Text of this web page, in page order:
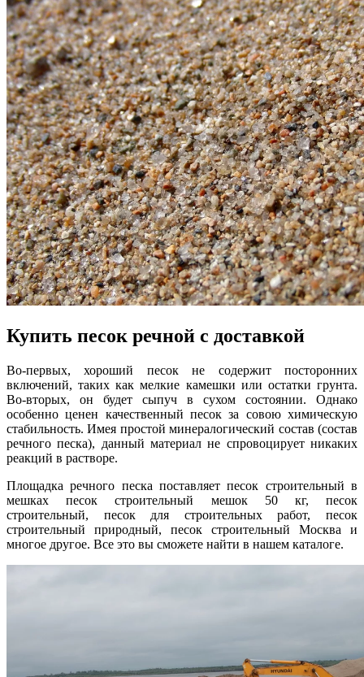
Купить песок речной с доставкой
Во-первых, хороший песок не содержит посторонних
включений, таких как мелкие камешки или остатки грунта.
Во-вторых, он будет сыпуч в сухом состоянии. Однако
особенно ценен качественный песок за совою химическую
стабильность. Имея простой минералогический состав (состав
речного песка), данный материал не спровоцирует никаких
реакций в растворе.
Площадка речного песка поставляет песок строительный в
мешках песок строительный мешок 50 кг, песок
строительный, песок для строительных работ, песок
строительный природный, песок строительный Москва и
многое другое. Все это вы сможете найти в нашем каталоге.